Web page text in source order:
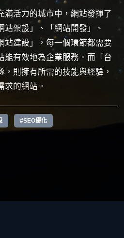
滿活力的城市中，網站發揮了
架設」、「網站開發」、
站建設」，每一個環節都需要
能有效地為企業服務。而「台
則擁有所需的技能與經驗，
求的網站。
#SEO優化